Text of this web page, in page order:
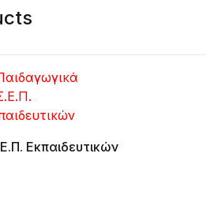
Εκπαιδευτικών